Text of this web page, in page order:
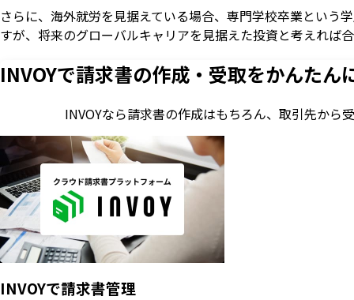
さらに、海外就労を見据えている場合、専門学校卒業という
すが、将来のグローバルキャリアを見据えた投資と考えれば
INVOYで請求書の作成・ 受取をかんたん
INVOYなら請求書の作成はもちろん、 取引先から
INVOYで請求書管理